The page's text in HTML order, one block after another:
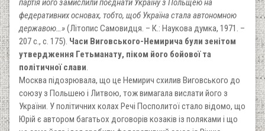
партія його замислили поєднати Україну з Польщею на
федеративних основах, тобто, щоб Україна стала автономною
державою…»(Літопис Самовидця. – К.: Наукова думка, 1971. –
207 с., с. 175). Часи Виговського-Немирича були зенітом
утвердження Гетьманату, піком його бойової та
політичної слави.
Москва підозрювала, що це Немирич схилив Виговського до
союзу з Польшею і Литвою, тож вимагала вислати його з
України. У політичних колах Речі Посполитої стало відомо, що
Юрій є автором багатьох договорів козаків із поляками і що